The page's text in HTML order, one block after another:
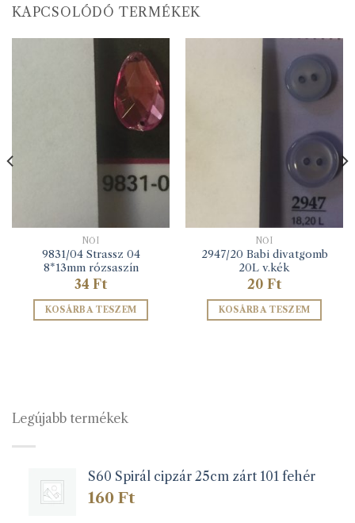
KAPCSOLÓDÓ TERMÉKEK
NŐI
9831/04 Strassz 04
8*13mm rózsaszín
34 Ft
KOSÁRBA TESZEM
NŐI
2947/20 Babi divatgomb
20L v.kék
20 Ft
KOSÁRBA TESZEM
Legújabb termékek
S60 Spirál cipzár 25cm zárt 101 fehér
160 Ft